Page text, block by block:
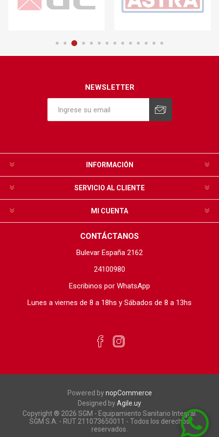
NEWSLETTER
INFORMACIÓN
SERVICIO AL CLIENTE
MI CUENTA
CONTÁCTANOS
Bulevar España 2162
24100980
Escribinos por WhatsApp
Lunes a viernes de 8 a 18hs y Sábados de 8 a 13hs
Powered bynopCommerce
Designed byAgile.uy
Copyright ® 2026 SGM - Equipamiento Sanitario Integral.
SGM S.A. - RUT 211073650011 - Todos los derechos
reservados.